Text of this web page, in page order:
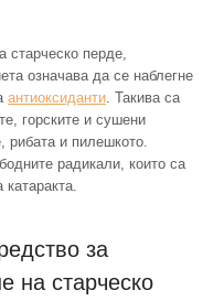
старческо перде,
означава да се наблегне
антиоксиданти . Такива са
горските и сушени
рибата и пилешкото.
радикали, които са
за
на старческо